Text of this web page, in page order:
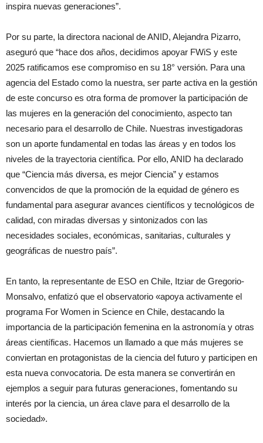
inspira nuevas generaciones”.
Por su parte, la directora nacional de ANID, Alejandra Pizarro,
aseguró que “hace dos años, decidimos apoyar FWiS y este
2025 ratificamos ese compromiso en su 18° versión. Para una
agencia del Estado como la nuestra, ser parte activa en la gestión
de este concurso es otra forma de promover la participación de
las mujeres en la generación del conocimiento, aspecto tan
necesario para el desarrollo de Chile. Nuestras investigadoras
son un aporte fundamental en todas las áreas y en todos los
niveles de la trayectoria científica. Por ello, ANID ha declarado
que “Ciencia más diversa, es mejor Ciencia” y estamos
convencidos de que la promoción de la equidad de género es
fundamental para asegurar avances científicos y tecnológicos de
calidad, con miradas diversas y sintonizados con las
necesidades sociales, económicas, sanitarias, culturales y
geográficas de nuestro país”.
En tanto, la representante de ESO en Chile, Itziar de Gregorio-
Monsalvo, enfatizó que el observatorio «apoya activamente el
programa For Women in Science en Chile, destacando la
importancia de la participación femenina en la astronomía y otras
áreas científicas. Hacemos un llamado a que más mujeres se
conviertan en protagonistas de la ciencia del futuro y participen en
esta nueva convocatoria. De esta manera se convertirán en
ejemplos a seguir para futuras generaciones, fomentando su
interés por la ciencia, un área clave para el desarrollo de la
sociedad».